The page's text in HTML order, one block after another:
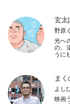
玄太
野原
光へ
の、
うに
ま
よし
映画